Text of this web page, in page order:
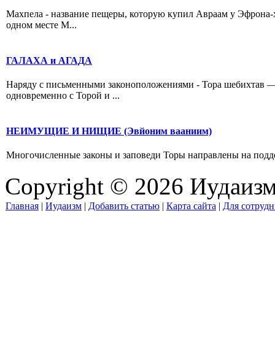
Махпела - название пещеры, которую купил Авраам у
одном месте М...
ГАЛАХА и АГАДА
Наряду с письменными законоположениями - Тора
одновременно с Торой и ...
НЕИМУЩИЕ И НИЩИЕ (Эвйоним вааниим)
Многочисленные законы и заповеди Торы направлены на
Copyright © 2026
Главная | Иудаизм | Добавить статью | Карта сайта | Для